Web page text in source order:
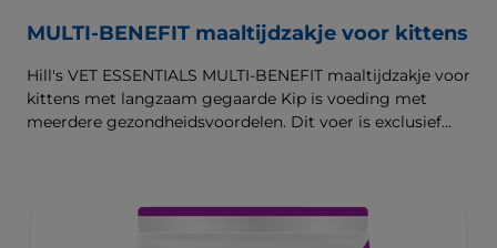
MULTI-BENEFIT maaltijdzakje voor kittens
Hill's VET ESSENTIALS MULTI-BENEFIT maaltijdzakje voor
kittens met langzaam gegaarde Kip is voeding met
meerdere gezondheidsvoordelen. Dit voer is exclusief
vetzuren om de ontwikkeling van de hersenen te
ondersteunen en met antioxidanten ter ondersteuning